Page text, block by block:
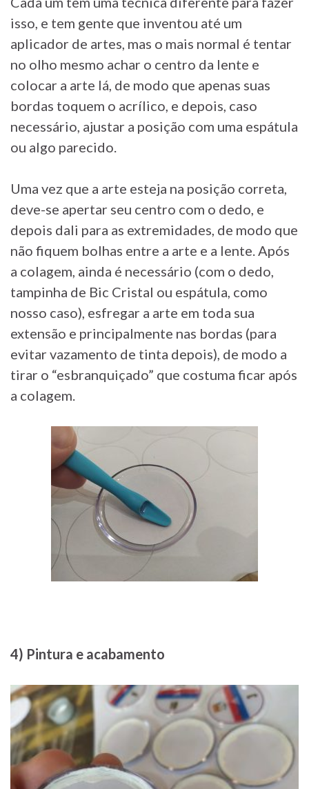
isso, e tem gente que inventou até um
aplicador de artes, mas o mais normal é tentar
no olho mesmo achar o centro da lente e
colocar a arte lá, de modo que apenas suas
bordas toquem o acrílico, e depois, caso
necessário, ajustar a posição com uma espátula
ou algo parecido.
Uma vez que a arte esteja na posição correta,
deve-se apertar seu centro com o dedo, e
depois dali para as extremidades, de modo que
não fiquem bolhas entre a arte e a lente. Após
a colagem, ainda é necessário (com o dedo,
tampinha de Bic Cristal ou espátula, como
nosso caso), esfregar a arte em toda sua
extensão e principalmente nas bordas (para
evitar vazamento de tinta depois), de modo a
tirar o “esbranquiçado” que costuma ficar após
a colagem.
4) Pintura e acabamento